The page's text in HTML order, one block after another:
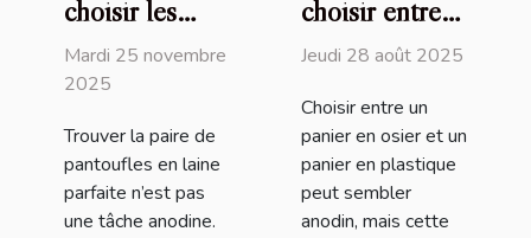
choisir les
meilleures
pantoufles en
confort
optimal ?
Mardi 25 novembre
2025
Trouver la paire de
pantoufles en laine
parfaite n’est pas
une tâche anodine.
choisir entre
un panier en
panier en
plastique ?
Jeudi 28 août 2025
Choisir entre un
panier en osier et un
panier en plastique
peut sembler
anodin, mais cette